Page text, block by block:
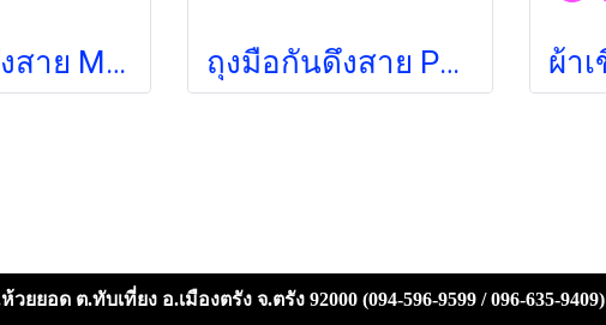
ถุงมือกันดึงสาย M-HORD ถุงมือกันดึงสาย PTS (2 ข้าง/แพ็ค)
ยอด ต.ทับเที่ยง อ.เมืองตรัง จ.ตรัง 92000 (094-596-9599 / 096-635-9409)